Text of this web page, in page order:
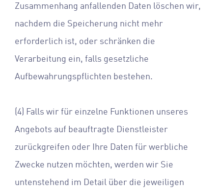
Zusammenhang anfallenden Daten löschen wir,
nachdem die Speicherung nicht mehr
erforderlich ist, oder schränken die
Verarbeitung ein, falls gesetzliche
Aufbewahrungspflichten bestehen.
(4) Falls wir für einzelne Funktionen unseres
Angebots auf beauftragte Dienstleister
zurückgreifen oder Ihre Daten für werbliche
Zwecke nutzen möchten, werden wir Sie
untenstehend im Detail über die jeweiligen